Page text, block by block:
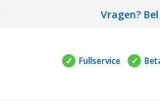
Vragen?
Fullservice